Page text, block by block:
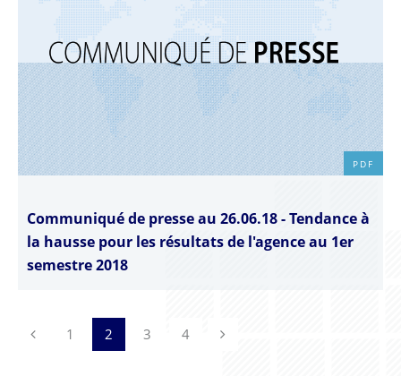
PDF
Communiqué de presse au 26.06.18 - Tendance à
la hausse pour les résultats de l'agence au 1er
semestre 2018
Previous
1 2 3 4